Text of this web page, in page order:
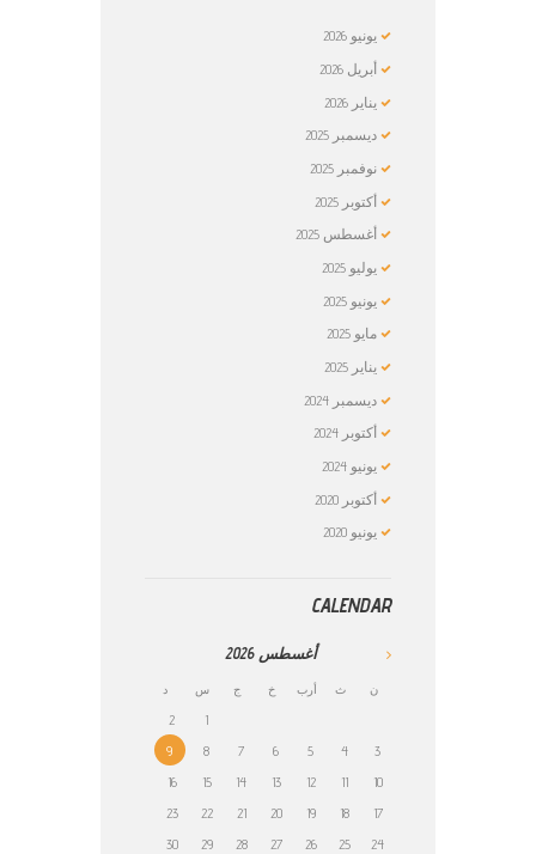
يونيو2026
أبريل2026
يناير2026
ديسمبر2025
نوفمبر2025
أكتوبر2025
أغسطس2025
يوليو2025
يونيو2025
مايو2025
يناير2025
ديسمبر2024
أكتوبر2024
يونيو2024
أكتوبر2020
يونيو2020
CALENDAR
أغسطس2026
ن ث أرب خ ج س د
1
2
3
4
5
6
7
8
9
10
11
12
13
14
15
16
17
18
19
20
21
22
23
24
25
26
27
28
29
30